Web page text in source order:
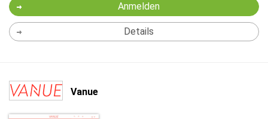
Anmelden
Details
Vanue